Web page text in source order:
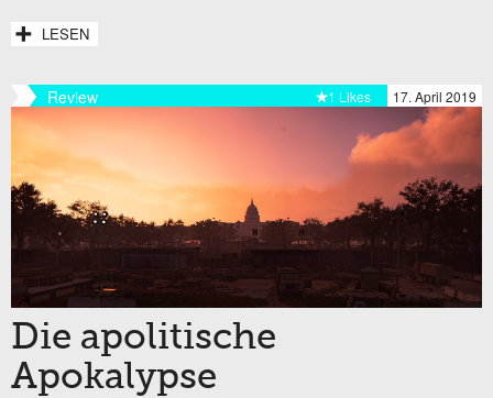
LESEN
Review 17. April 2019
1 Likes
Die apolitische
Apokalypse